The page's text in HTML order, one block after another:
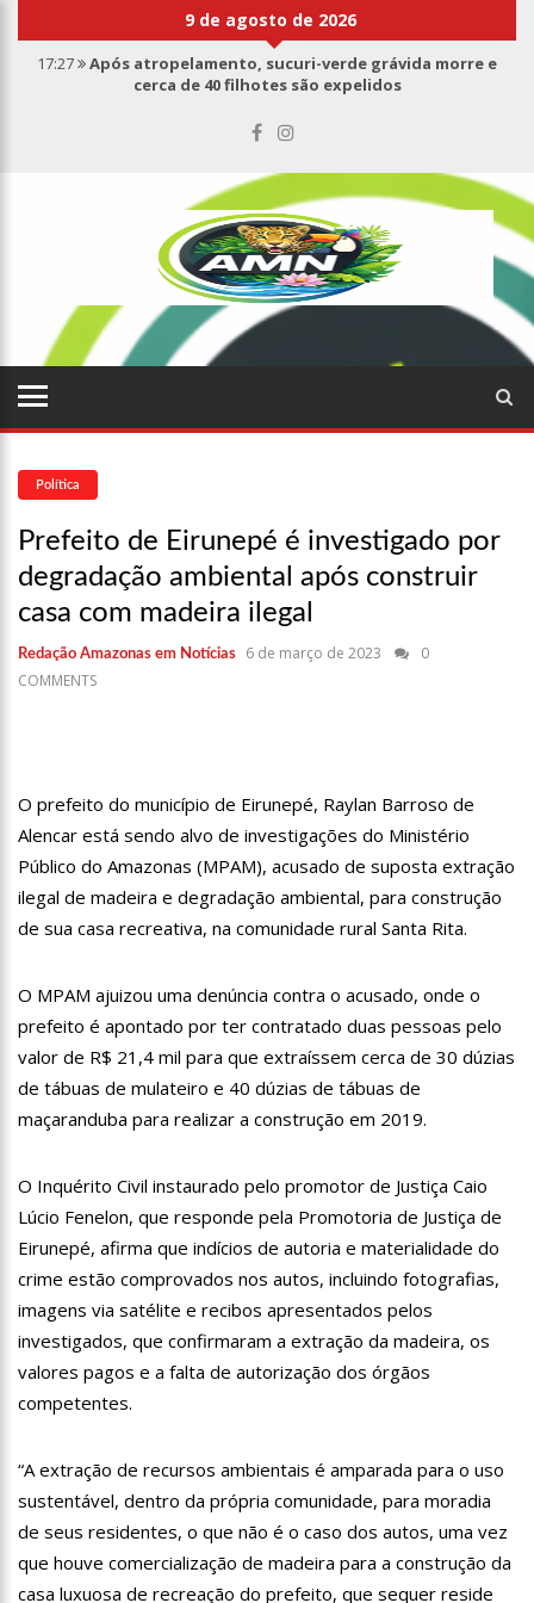
9 de agosto de 2026
17:27
Após atropelamento, sucuri-verde grávida morre e
cerca de 40 filhotes são expelidos
Haras Nilton Lins já registra 9 mortes de cavalos por
suspeita de botulismo
Saiba quem é Mazinho da Ecobarreira, candidato a vereador
de Manaus (vídeo)
Consumidores denunciam falta de preços em produtos e até
mau cheiro em freezer de supermercado na Cidade Nova
08:00
Justiça proíbe ex-prefeito de chegar perto de prefeita de
Nhamundá, no AM
15:01
Carro envolvido em acidente fatal pertencia a Wanderley
equipamentos aos profissionais da Segurança Pública
em Manaus
18:42 Preço médio da gasolina registra queda e vai a R$ 5,04 no
país, diz ANP
17:36
Prefeitura de Manaus recupera praça da Saudade e
fortalece patrimônio histórico amazonense
do Amazonas
22:31 Mulher mata o próprio marido a facadas após descobrir
traição; veja vídeo
09:06 David Almeida desce de carro na Boulevard e reafirma apoio
para Hissa Abrahão: ‘meu deputado federal’
09:04 BOMBA! Pastor é coagido por sistema político da Ieadam para
adesivar seu veículo com candidatos da instituição – Veja vídeo!
15:00 Com a família, Israel Carvalho participa de ato pró-Brasil
neste 07 de setembro
Manaus
23:40
Hissa Abrahão critica decisão de Barroso sobre piso salarial
de enfermeiros
18:08 Com quase 300 mil votos para o Senado em 2018, Hissa é
recebido por multidão na zona Sul de Manaus
12:51 Hissa Abrahão dispara e deve ser o primeiro no Avante à
Câmara Federal
21:55 Hissa Abrahão fala em oportunidades para feirantes no
22:45 Hissa Abrahão tem candidatura deferida pela Justiça Eleitoral
20:33 Hissa Abrahão pede aos eleitores que compareçam às urnas
Política
Prefeito de Eirunepé é investigado por
degradação ambiental após construir
casa com madeira ilegal
Redação Amazonas em Notícias 6 de março de 2023
0
COMMENTS
O prefeito do município de Eirunepé, Raylan Barroso de
Alencar está sendo alvo de investigações do Ministério
Público do Amazonas (MPAM), acusado de suposta extração
ilegal de madeira e degradação ambiental, para construção
de sua casa recreativa, na comunidade rural Santa Rita.
O MPAM ajuizou uma denúncia contra o acusado, onde o
prefeito é apontado por ter contratado duas pessoas pelo
valor de R$ 21,4 mil para que extraíssem cerca de 30 dúzias
de tábuas de mulateiro e 40 dúzias de tábuas de
maçaranduba para realizar a construção em 2019.
O Inquérito Civil instaurado pelo promotor de Justiça Caio
Lúcio Fenelon, que responde pela Promotoria de Justiça de
Eirunepé, afirma que indícios de autoria e materialidade do
crime estão comprovados nos autos, incluindo fotografias,
imagens via satélite e recibos apresentados pelos
investigados, que confirmaram a extração da madeira, os
valores pagos e a falta de autorização dos órgãos
competentes.
“A extração de recursos ambientais é amparada para o uso
sustentável, dentro da própria comunidade, para moradia
de seus residentes, o que não é o caso dos autos, uma vez
que houve comercialização de madeira para a construção da
casa luxuosa de recreação do prefeito, que sequer reside